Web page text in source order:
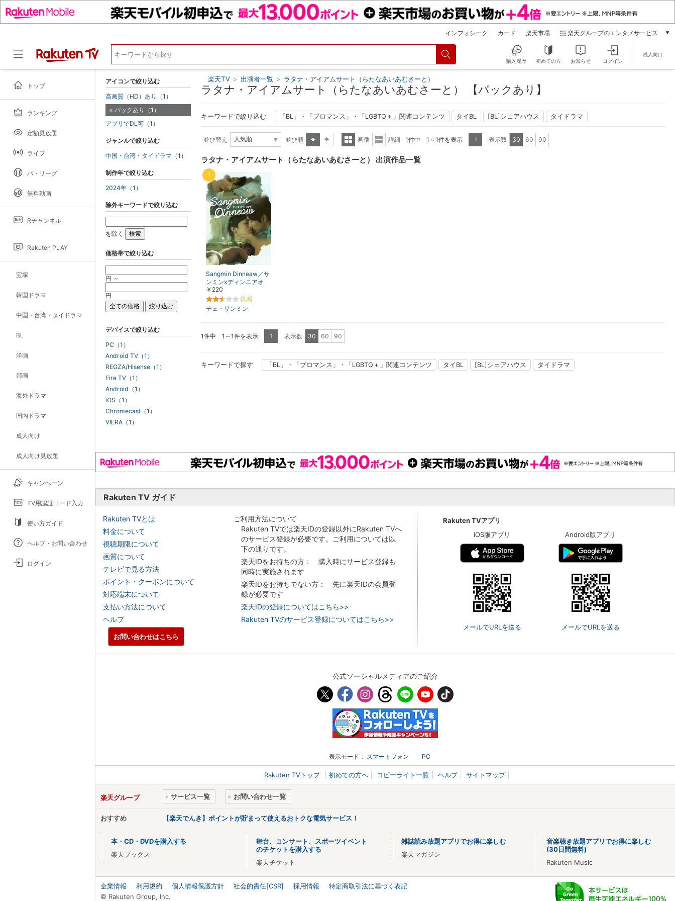
インフォシーク カード 楽天市場 楽天グループのエンタメサービス
本/ゲーム/CD/DVD
雑誌読み放題
動画配信
購入履歴 初めての方 お知らせ ログイン
成人向け
トップ
ランキング
定額見放題
ライブ
パ・リーグ
無料動画
Rチャンネル
Rakuten PLAY
宝塚
韓国ドラマ
中国・台湾・タイドラマ
BL
洋画
邦画
海外ドラマ
国内ドラマ
成人向け
成人向け見放題
キャンペーン
TV用認証コード入力
使い方ガイド
ヘルプ・お問い合わせ
ログイン
楽天TV > 出演者一覧 > ラタナ・アイアムサート（らたなあいあむさーと）
ラタナ・アイアムサート（らたなあいあむさーと） 【パックあり】
キーワードで絞り込む 「BL」・「ブロマンス」・「LGBTQ＋」関連コンテンツ タイBL [BL]シェアハウス タイドラマ
並び替え
並び順
表示
画像
表示
詳細 1件中 1～1件を表示 1 表示数 30 60 90
ラタナ・アイアムサート（らたなあいあむさーと） 出演作品一覧
Sangmin Dinneaw／サ
ンミンxディンニアオ
￥220
(2.8)
チェ・サンミン
1
1件中 1～1件を表示 1 表示数 30 60 90
キーワードで探す 「BL」・「ブロマンス」・「LGBTQ＋」関連コンテンツ タイBL [BL]シェアハウス タイドラマ
アイコンで絞り込む
高画質（HD）あり（1）
パックあり（1）
アプリでDL可（1）
ジャンルで絞り込む
中国・台湾・タイドラマ（1）
制作年で絞り込む
2024年（1）
除外キーワードで絞り込む
を除く
価格帯で絞り込む
円 ～
円
デバイスで絞り込む
PC（1）
Android TV（1）
REGZA/Hisense（1）
Fire TV（1）
Android（1）
iOS（1）
Chromecast（1）
VIERA（1）
Rakuten TV ガイド
Rakuten TVとは
料金について
視聴期限について
画質について
テレビで見る方法
ポイント・クーポンについて
対応端末について
支払い方法について
ヘルプ
ご利用方法について
Rakuten TVでは楽天IDの登録以外にRakuten TVへ
のサービス登録が必要です。ご利用については以
下の通りです。
楽天IDをお持ちの方： 購入時にサービス登録も
同時に実施されます
楽天IDをお持ちでない方： 先に楽天IDの会員登
録が必要です
楽天IDの登録についてはこちら>>
Rakuten TVのサービス登録についてはこちら>>
Rakuten TVアプリ
iOS版アプリ
メールでURLを送る
Android版アプリ
メールでURLを送る
お問い合わせはこちら
公式ソーシャルメディアのご紹介
表示モード： スマートフォン PC
Rakuten TVトップ 初めての方へ コピーライト一覧 ヘルプ サイトマップ
楽天グループ サービス一覧 お問い合わせ一覧
おすすめ 【楽天でんき】ポイントが貯まって使えるおトクな電気サービス！
本・CD・DVDを購入する
楽天ブックス
舞台、コンサート、スポーツイベント
のチケットを購入する
楽天チケット
雑誌読み放題アプリでお得に楽しむ
楽天マガジン
音楽聴き放題アプリでお得に楽しむ
(30日間無料)
Rakuten Music
企業情報 利用規約 個人情報保護方針 社会的責任[CSR] 採用情報
特定商取引法に基づく表記
© Rakuten Group, Inc.